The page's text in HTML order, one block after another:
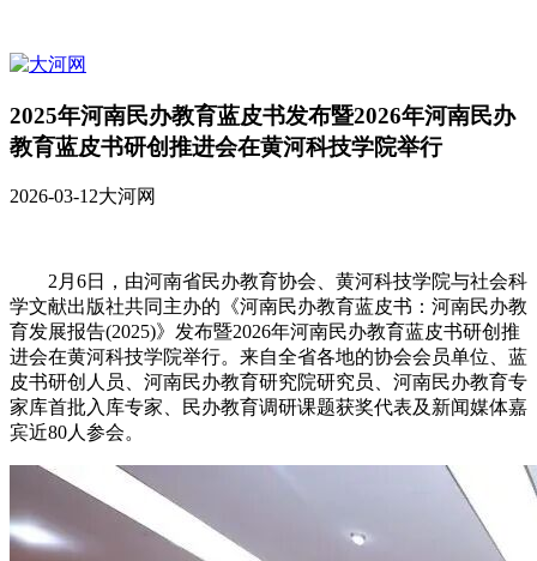
2025年河南民办教育蓝皮书发布暨2026年河南民办
教育蓝皮书研创推进会在黄河科技学院举行
2026-03-12大河网
2月6日，由河南省民办教育协会、黄河科技学院与社会科
学文献出版社共同主办的《河南民办教育蓝皮书：河南民办教
育发展报告(2025)》发布暨2026年河南民办教育蓝皮书研创推
进会在黄河科技学院举行。来自全省各地的协会会员单位、蓝
皮书研创人员、河南民办教育研究院研究员、河南民办教育专
家库首批入库专家、民办教育调研课题获奖代表及新闻媒体嘉
宾近80人参会。